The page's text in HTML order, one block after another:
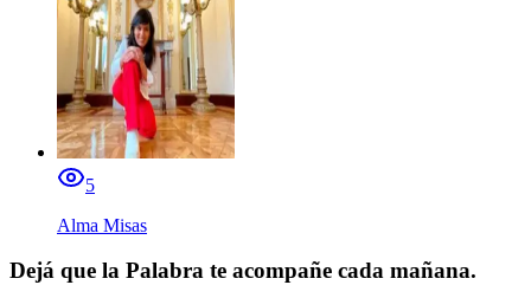
5
Alma Misas
Dejá que la Palabra te acompañe cada mañana.